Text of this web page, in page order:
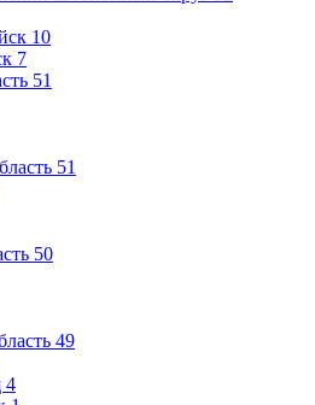
10
7
51
51
50
49
4